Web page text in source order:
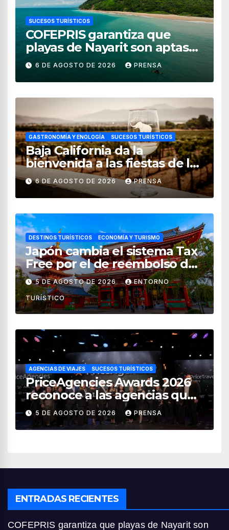
SUCESOS TURÍSTICOS
COFEPRIS garantiza que
playas de Nayarit son aptas
para uso recreativo
6 DE AGOSTO DE 2026 PRENSA
GASTRONOMÍA Y ENOLOGÍA SUCESOS TURÍSTICOS
Baja California da la
bienvenida a las fiestas de la
vendimia 2026
6 DE AGOSTO DE 2026 PRENSA
DESTINOS TURÍSTICOS ECONOMÍA Y TURISMO
Japón cambia el sistema Tax
Free por el de reembolso de
impuestos desde noviembre
de 2026
5 DE AGOSTO DE 2026 ENTORNO
TURÍSTICO
AGENCIAS DE VIAJES SUCESOS TURÍSTICOS
PriceAgencies Awards 2026
reconoce a las agencias que
impulsan el crecimiento del
turismo en México
5 DE AGOSTO DE 2026 PRENSA
ENTRADAS RECIENTES
COFEPRIS garantiza que playas de Nayarit son